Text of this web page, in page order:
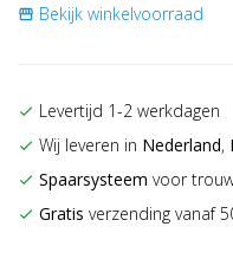
storefront Bekijk winkelvoorraad
check Levertijd 1-2 werkdagen
check Wij leveren in Nederland,
check Spaarsysteem voor
check Gratis verzending vanaf